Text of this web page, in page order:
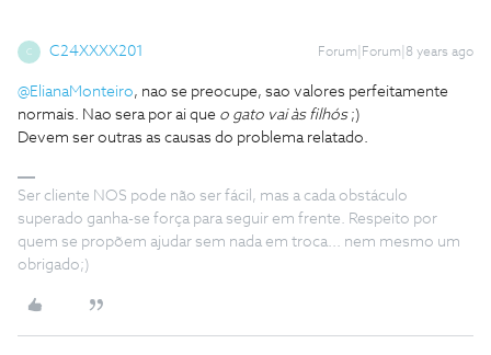
C C24XXXX201 Forum|Forum|8 years ago
@ElianaMonteiro, nao se preocupe, sao valores perfeitamente
normais. Nao sera por ai que o gato vai às filhós;)
Devem ser outras as causas do problema relatado.
Ser cliente NOS pode não ser fácil, mas a cada obstáculo
superado ganha-se força para seguir em frente. Respeito por
quem se propõem ajudar sem nada em troca... nem mesmo um
obrigado;)